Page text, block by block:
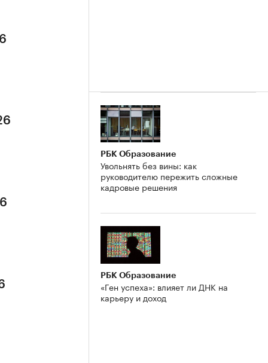
РБК Образование
Увольнять без вины: как
руководителю пережить сложные
кадровые решения
РБК Образование
«Ген успеха»: влияет ли ДНК на
карьеру и доход